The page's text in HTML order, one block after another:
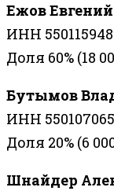
Ежов
ИНН
Доля 60% (18
Бутымов
ИНН
Доля 20% (6
Шнайдер